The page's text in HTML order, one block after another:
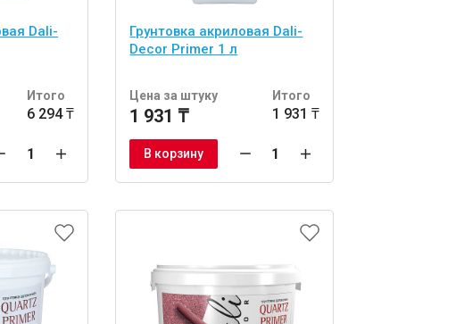
Dali-
Итого
6 294 ₸
Грунтовка акриловая Dali-
Decor Primer 1 л
Цена за штуку
1 931 ₸
Итого
1 931 ₸
В корзину